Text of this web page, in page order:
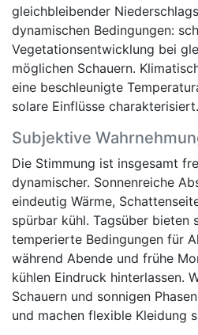
gleichbleibender
dynamischen Bedingungen:
Vegetationsentwicklung bei
möglichen Schauern.
eine beschleunigte
solare Einflüsse charakterisiert.
Subjektive
Die Stimmung ist insgesamt
dynamischer. Sonnenreiche
eindeutig Wärme,
spürbar kühl. Tagsüber bieten
temperierte Bedingungen für
während Abende und frühe
kühlen Eindruck hinterlassen.
Schauern und sonnigen
und machen flexible Kleidung